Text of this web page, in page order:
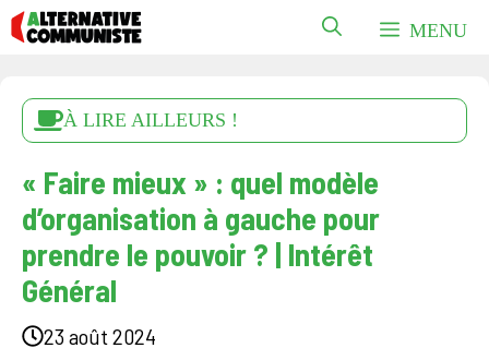
Aller
au
MENU
À LIRE AILLEURS !
« Faire mieux » : quel modèle
d’organisation à gauche pour
prendre le pouvoir ? | Intérêt
Général
23 août 2024